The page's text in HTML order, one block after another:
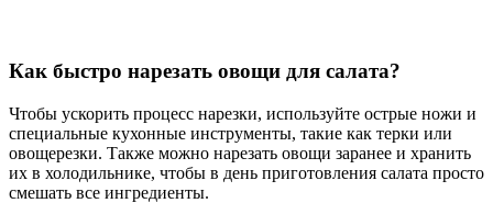
Как быстро нарезать овощи для салата?
Чтобы ускорить процесс нарезки, используйте острые ножи и
специальные кухонные инструменты, такие как терки или
овощерезки. Также можно нарезать овощи заранее и хранить
их в холодильнике, чтобы в день приготовления салата просто
смешать все ингредиенты.